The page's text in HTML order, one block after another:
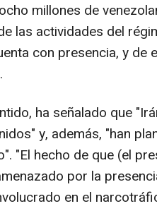
millones de
las actividades del
con presencia, y de
ha señalado que
y, además, "han
"El hecho de que (el
por la
en el